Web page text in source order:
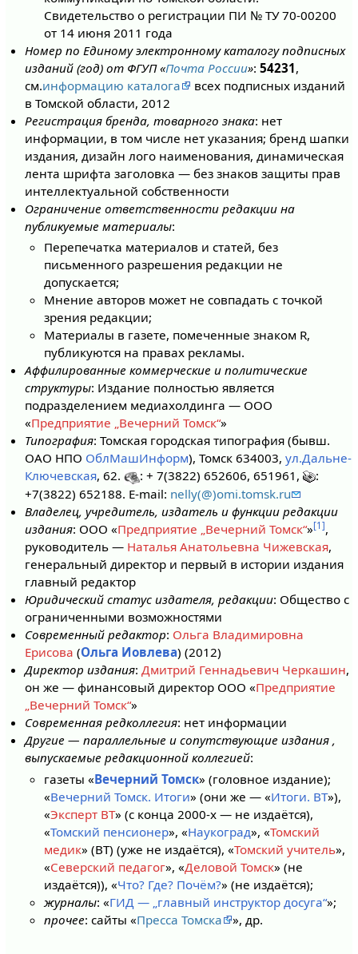
Свидетельство о регистрации ПИ № ТУ 70-00200
от 14 июня 2011 года
Номер по Единому электронному каталогу подписных
изданий (год) от ФГУП «Почта России»:54231,
см.информацию каталога
всех подписных изданий
в Томской области, 2012
Регистрация бренда, товарного знака: нет
информации, в том числе нет указания; бренд шапки
издания, дизайн лого наименования, динамическая
лента шрифта заголовка — без знаков защиты прав
интеллектуальной собственности
Ограничение ответственности редакции на
публикуемые материалы:
Перепечатка материалов и статей, без
письменного разрешения редакции не
допускается;
Мнение авторов может не совпадать с точкой
зрения редакции;
Материалы в газете, помеченные знаком R,
публикуются на правах рекламы.
Аффилированные коммерческие и политические
структуры: Издание полностью является
подразделением медиахолдинга — ООО
«Предприятие „Вечерний Томск“»
Типография: Томская городская типография (бывш.
ОАО НПО ОблМашИнформ), Томск 634003,ул.Дальне-
Ключевская, 62. : + 7(3822) 652606, 651961,
:
+7(3822) 652188. E-mail: nelly(@)omi.tomsk.ru
Владелец, учредитель, издатель и функции редакции
издания: ООО «Предприятие „Вечерний Томск“»[1],
руководитель — Наталья Анатольевна Чижевская,
генеральный директор и первый в истории издания
главный редактор
Юридический статус издателя, редакции: Общество с
ограниченными возможностями
Современный редактор: Ольга Владимировна
Ерисова (Ольга Иовлева) (2012)
Директор издания:Дмитрий Геннадьевич Черкашин,
он же — финансовый директор ООО «Предприятие
„Вечерний Томск“»
Современная редколлегия: нет информации
Другие — параллельные и сопутствующие издания ,
выпускаемые редакционной коллегией:
газеты «Вечерний Томск» (головное издание);
«Вечерний Томск. Итоги» (они же — «Итоги. ВТ»),
«Эксперт ВТ» (с конца 2000-х — не издаётся),
«Томский пенсионер», «Наукоград», «Томский
медик» (ВТ) (уже не издаётся), «Томский учитель»,
«Северский педагог», «Деловой Томск» (не
издаётся)), «Что? Где? Почём?» (не издаётся);
журналы: «ГИД — „главный инструктор досуга“»;
прочее: сайты «Пресса Томска », др.